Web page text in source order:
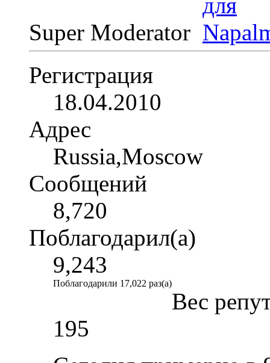
Super Moderator
Регистрация
18.04.2010
Адрес
Russia,Moscow
Сообщений
8,720
Поблагодарил(а)
9,243
Поблагодарили 17,022 раз(а)
Вес
195